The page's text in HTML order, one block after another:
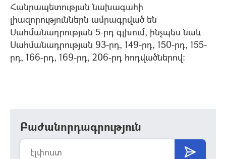
Հանրապետության նախագահի
լիազորություններն ամրագրված են
Սահմանադրության 5-րդ գլխում, ինչպես նաև
Սահմանադրության 93-րդ, 149-րդ, 150-րդ, 155-
րդ, 166-րդ, 169-րդ, 206-րդ հոդվածներով:
Բաժանորդագրություն